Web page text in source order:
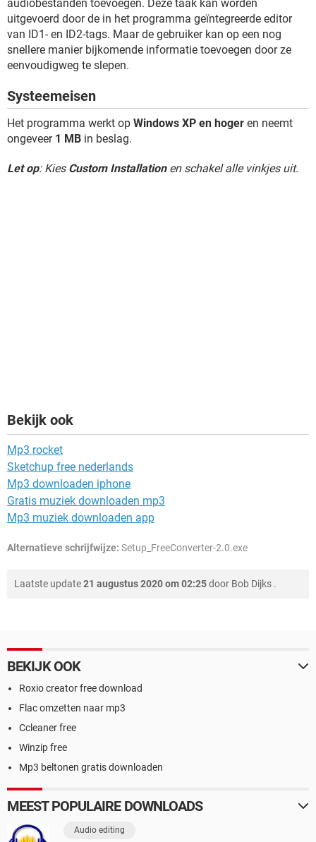
audiobestanden toevoegen. Deze taak kan worden
uitgevoerd door de in het programma geïntegreerde editor
van ID1- en ID2-tags. Maar de gebruiker kan op een nog
snellere manier bijkomende informatie toevoegen door ze
eenvoudigweg te slepen.
Systeemeisen
Het programma werkt op Windows XP en hoger en neemt
ongeveer 1 MB in beslag.
Let op: Kies Custom Installationen schakel alle vinkjes uit.
Bekijk ook
Mp3 rocket
Sketchup free nederlands
Mp3 downloaden iphone
Gratis muziek downloaden mp3
Mp3 muziek downloaden app
Alternatieve schrijfwijze: Setup_FreeConverter-2.0.exe
Laatste update21 augustus 2020 om 02:25door Bob Dijks .
BEKIJK OOK
Roxio creator free download
Flac omzetten naar mp3
Ccleaner free
Winzip free
Mp3 beltonen gratis downloaden
MEEST POPULAIRE DOWNLOADS
Audio editing